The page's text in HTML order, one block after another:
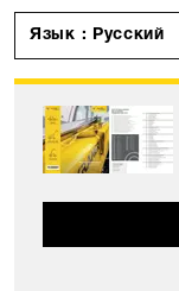
Язык : Русский